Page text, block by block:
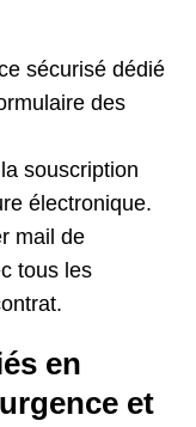
sécurisé dédié
des
souscription
électronique.
mail de
tous les
en
et